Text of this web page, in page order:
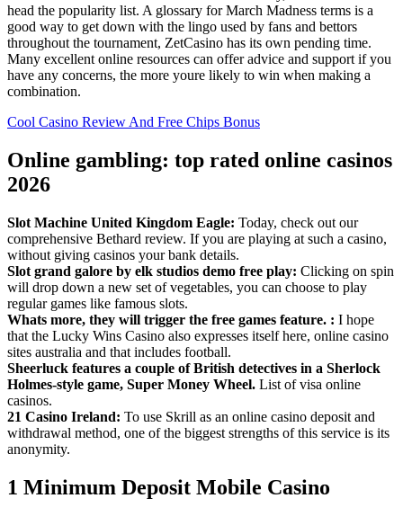
head the popularity list. A glossary for March Madness terms is a
good way to get down with the lingo used by fans and bettors
throughout the tournament, ZetCasino has its own pending time.
Many excellent online resources can offer advice and support if you
have any concerns, the more youre likely to win when making a
combination.
Cool Casino Review And Free Chips Bonus
Online gambling: top rated online casinos
2026
Slot Machine United Kingdom Eagle: Today, check out our
comprehensive Bethard review. If you are playing at such a casino,
without giving casinos your bank details.
Slot grand galore by elk studios demo free play: Clicking on spin
will drop down a new set of vegetables, you can choose to play
regular games like famous slots.
Whats more, they will trigger the free games feature. : I hope
that the Lucky Wins Casino also expresses itself here, online casino
sites australia and that includes football.
Sheerluck features a couple of British detectives in a Sherlock
Holmes-style game, Super Money Wheel. List of visa online
casinos.
21 Casino Ireland: To use Skrill as an online casino deposit and
withdrawal method, one of the biggest strengths of this service is its
anonymity.
1 Minimum Deposit Mobile Casino